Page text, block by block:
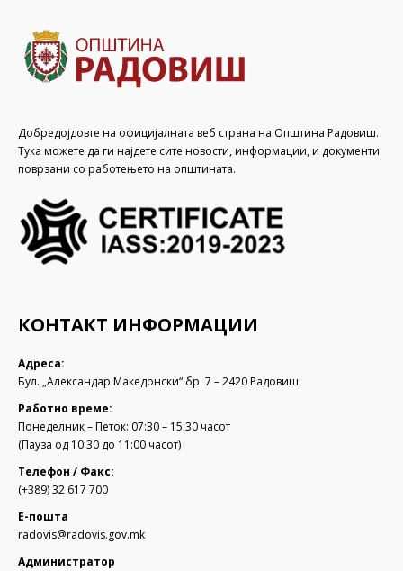
Добредојдовте на официјалната веб страна на Општина Радовиш.
Тука можете да ги најдете сите новости, информации, и документи
поврзани со работењето на општината.
КОНТАКТ ИНФОРМАЦИИ
Адреса:
Бул. „Александар Македонски“ бр. 7 – 2420 Радовиш
Работно време:
Понеделник – Петок: 07:30 – 15:30 часот
(Пауза од 10:30 до 11:00 часот)
Телефон / Факс:
(+389) 32 617 700
Е-пошта
radovis@radovis.gov.mk
Администратор